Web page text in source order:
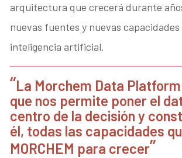
arquitectura que crecerá durante
nuevas fuentes y nuevas
inteligencia artificial.
La Morchem Data
que nos permite poner el
centro de la decisión y
él, todas las capacidades
MORCHEM para crecer